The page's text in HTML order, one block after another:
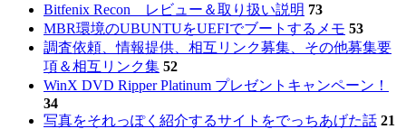
Bitfenix Recon レビュー＆取り扱い説明 73
MBR環境のUBUNTUをUEFIでブートするメモ 53
調査依頼、情報提供、相互リンク募集、その他募集要
項＆相互リンク集 52
WinX DVD Ripper Platinum プレゼントキャンペーン！
34
写真をそれっぽく紹介するサイトをでっちあげた話 21